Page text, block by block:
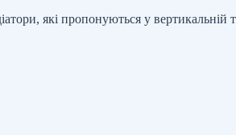
які пропонуються у вертикальній